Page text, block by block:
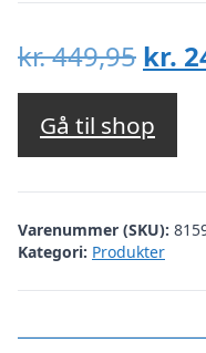
kr.449,95 Den
pris
var:
kr.
kr.
Gå til shop
Varenummer (SKU):
Kategori: Produkter